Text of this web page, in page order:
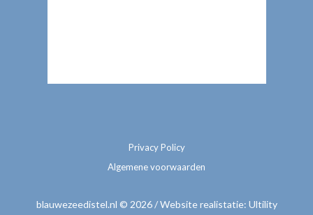
blauwezeedistel.nl © 2026 / Website realistatie: Ultility
Privacy Policy
Algemene voorwaarden